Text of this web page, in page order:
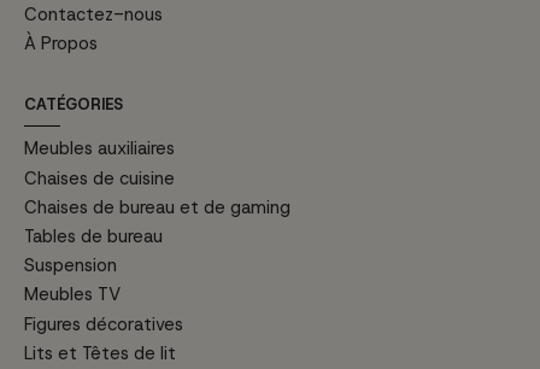
Contactez-nous
À Propos
CATÉGORIES
Meubles auxiliaires
Chaises de cuisine
Chaises de bureau et de gaming
Tables de bureau
Suspension
Meubles TV
Figures décoratives
Lits et Têtes de lit